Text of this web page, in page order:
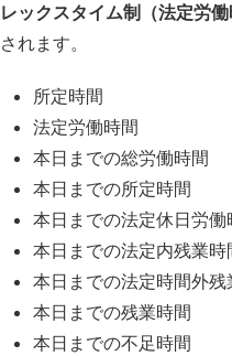
レックスタイム制（法定労
されます。
所定時間
法定労働時間
本日までの総労働時間
本日までの所定時間
本日までの法定休日労働
本日までの法定内残業時
本日までの法定時間外残
本日までの残業時間
本日までの不足時間